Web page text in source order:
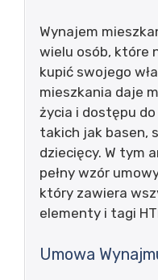
Wynajem
wielu osób, które
kupić swojego
mieszkania daje
życia i dostępu
takich jak basen,
dziecięcy. W tym
pełny wzór
który zawiera
elementy i tagi
Umowa